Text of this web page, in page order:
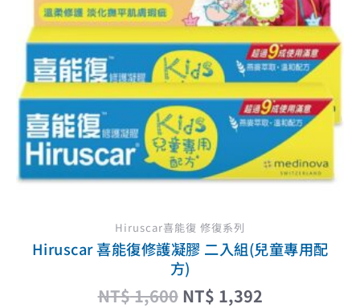
Hiruscar喜能復 修復系列
Hiruscar 喜能復修護凝膠 二入組(兒童專用配
方)
NT$1,600 NT$ 1,392